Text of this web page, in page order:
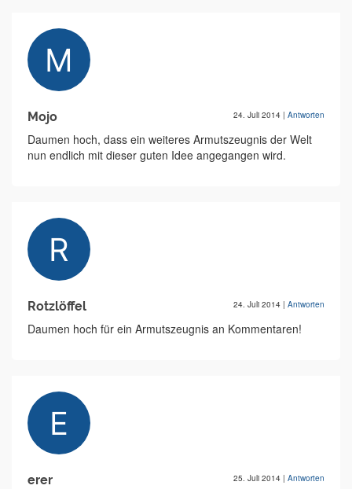
Mojo 24. Juli 2014 | Antworten
Daumen hoch, dass ein weiteres Armutszeugnis der Welt
nun endlich mit dieser guten Idee angegangen wird.
Rotzlöffel 24. Juli 2014 | Antworten
Daumen hoch für ein Armutszeugnis an Kommentaren!
erer 25. Juli 2014 | Antworten